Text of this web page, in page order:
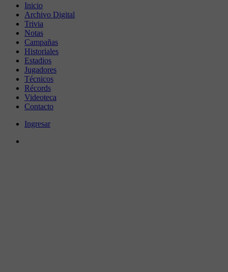
Inicio
Archivo Digital
Trivia
Notas
Campañas
Historiales
Estadios
Jugadores
Técnicos
Récords
Videoteca
Contacto
Ingresar